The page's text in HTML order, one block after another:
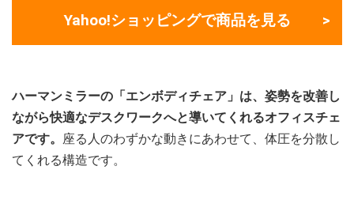
Yahoo!ショッピングで商品を見る
ハーマンミラーの「エンボディチェア」は、姿勢を改善し
ながら快適なデスクワークへと導いてくれるオフィスチェ
アです。
座る人のわずかな動きにあわせて、体圧を分散し
てくれる構造です。